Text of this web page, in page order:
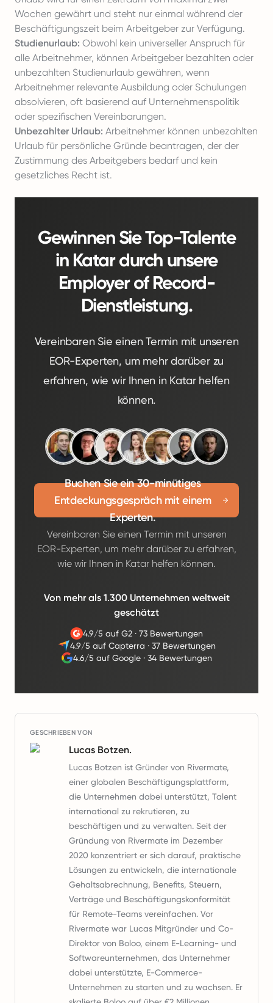
Wochen gewährt und steht nur einmal während der
Beschäftigungszeit beim Arbeitgeber zur Verfügung.
Studienurlaub: Obwohl kein universeller Anspruch für
alle Arbeitnehmer, können Arbeitgeber bezahlten oder
unbezahlten Studienurlaub gewähren, wenn
Arbeitnehmer relevante Ausbildung oder Schulungen
absolvieren, oft basierend auf Unternehmenspolitik
oder spezifischen Vereinbarungen.
Unbezahlter Urlaub: Arbeitnehmer können unbezahlten
Urlaub für persönliche Gründe beantragen, der der
Zustimmung des Arbeitgebers bedarf und kein
gesetzliches Recht ist.
Gewinnen Sie Top-Talente
in Katar durch unsere
Employer of Record-
Dienstleistung.
Vereinbaren Sie einen Termin mit unseren
EOR-Experten, um mehr darüber zu
erfahren, wie wir Ihnen in Katar helfen
können.
Buchen Sie ein 30-minütiges
Entdeckungsgespräch mit einem
Experten.
Vereinbaren Sie einen Termin mit unseren
EOR-Experten, um mehr darüber zu erfahren,
wie wir Ihnen in Katar helfen können.
Von mehr als 1.300 Unternehmen weltweit
geschätzt
4.9/5 auf G2· 73 Bewertungen
4.9/5 auf Capterra · 37 Bewertungen
4.6/5 auf Google ·34 Bewertungen
GESCHRIEBEN VON
Lucas Botzen.
Lucas Botzen ist Gründer von Rivermate,
einer globalen Beschäftigungsplattform,
die Unternehmen dabei unterstützt, Talent
international zu rekrutieren, zu
beschäftigen und zu verwalten. Seit der
Gründung von Rivermate im Dezember
2020 konzentriert er sich darauf, praktische
Lösungen zu entwickeln, die internationale
Gehaltsabrechnung, Benefits, Steuern,
Verträge und Beschäftigungskonformität
für Remote-Teams vereinfachen. Vor
Rivermate war Lucas Mitgründer und Co-
Direktor von Boloo, einem E-Learning- und
Softwareunternehmen, das Unternehmer
dabei unterstützte, E-Commerce-
Unternehmen zu starten und zu wachsen. Er